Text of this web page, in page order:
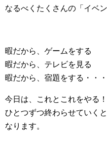
なるべくたくさんの「イベ
暇だから、ゲームをする
暇だから、テレビを見る
暇だから、宿題をする・・
今日は、これとこれをやる
ひとつずつ終わらせていく
なります。